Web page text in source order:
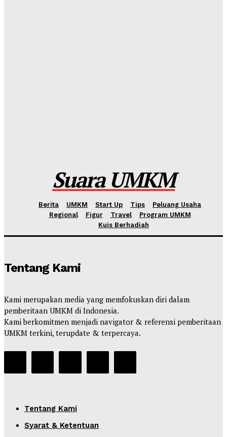
Suara UMKM
Berita UMKM Start Up Tips
Peluang Usaha
Regional
Figur Travel
Program UMKM
Kuis Berhadiah
Tentang Kami
Kami merupakan media yang memfokuskan diri dalam
pemberitaan UMKM di Indonesia.
Kami berkomitmen menjadi navigator & referensi pemberitaan
UMKM terkini, terupdate & terpercaya.
Tentang Kami
Syarat & Ketentuan